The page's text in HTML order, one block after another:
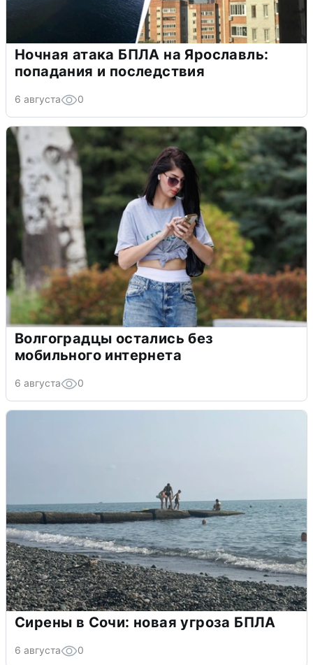
Ночная атака БПЛА на Ярославль:
попадания и последствия
6 августа 0
Волгоградцы остались без
мобильного интернета
6 августа 0
Сирены в Сочи: новая угроза БПЛА
6 августа 0